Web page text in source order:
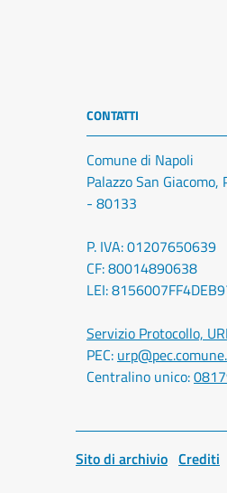
CONTATTI
Comune di Napoli
Palazzo San
- 80133
P. IVA: 01207650639
CF: 80014890638
LEI:
Servizio Protocollo,
PEC:
Centralino unico:
Sito di archivio Crediti